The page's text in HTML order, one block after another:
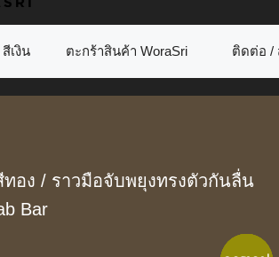
เงิน ตะกร้าสินค้า WoraSri ติดต่อ /
อง / ราวมือจับพยุงทรงตัวกันลื่น
Bar